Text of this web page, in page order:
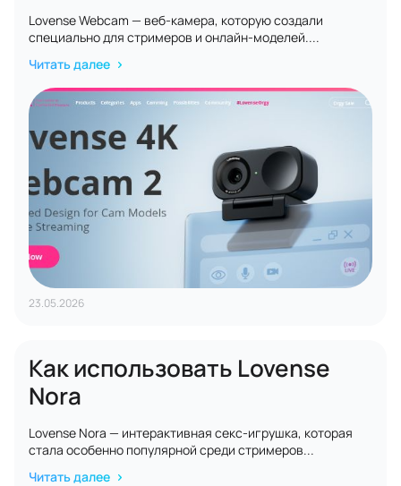
Lovense Webcam — веб-камера, которую создали
специально для стримеров и онлайн-моделей....
Читать далее
23.05.2026
Как использовать Lovense
Nora
Lovense Nora — интерактивная секс-игрушка, которая
стала особенно популярной среди стримеров...
Читать далее